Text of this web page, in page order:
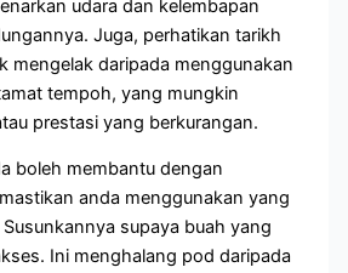
udara dan kelembapan
Juga, perhatikan tarikh
mengelak daripada menggunakan
tempoh, yang mungkin
prestasi yang berkurangan.
boleh membantu dengan
anda menggunakan yang
supaya buah yang
Ini menghalang pod daripada